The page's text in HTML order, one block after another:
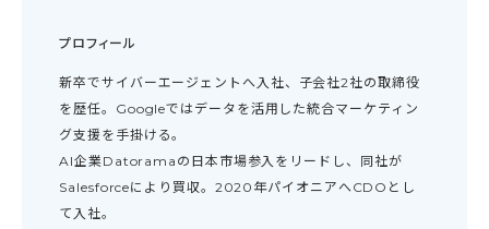
プロフィール
新卒でサイバーエージェントへ入社、子会社2社の取締役
を歴任。Googleではデータを活用した統合マーケティン
グ支援を手掛ける。
AI企業Datoramaの日本市場参入をリードし、同社が
Salesforceにより買収。2020年パイオニアへCDOとし
て入社。